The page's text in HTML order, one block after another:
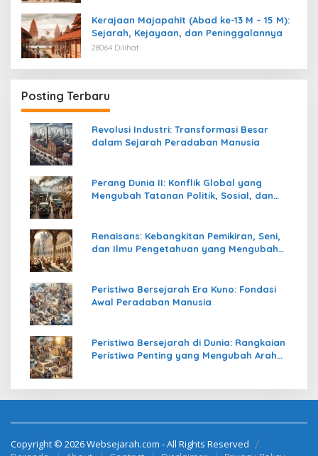
Kerajaan Majapahit (Abad ke-13 M – 15 M):
Sejarah, Kejayaan, dan Peninggalannya
28064 Dilihat
Posting Terbaru
Revolusi Industri: Transformasi Besar
dalam Sejarah Peradaban Manusia
Perang Dunia II: Konflik Global yang
Mengubah Tatanan Politik, Sosial, dan
Renaisans: Kebangkitan Pemikiran, Seni,
dan Ilmu Pengetahuan yang Mengubah
Peristiwa Bersejarah Era Kuno: Fondasi
Awal Peradaban Manusia
Peristiwa Bersejarah di Dunia: Rangkaian
Peristiwa Penting yang Mengubah Arah
Copyright © 2026 Websejarah.com - All Rights Reserved